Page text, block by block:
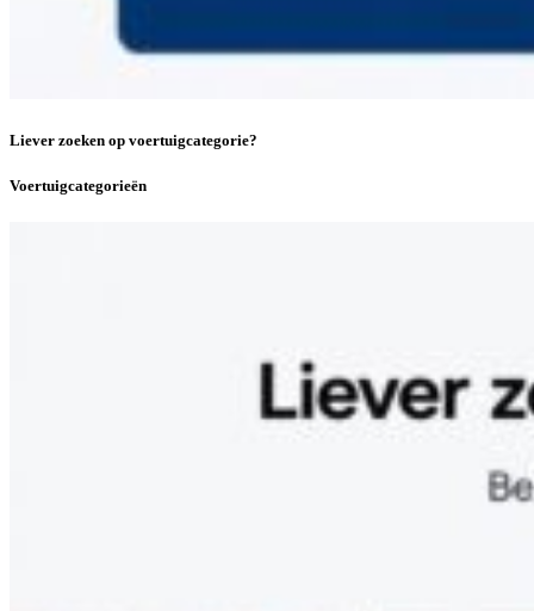
Liever zoeken op voertuigcategorie?
Voertuigcategorieën